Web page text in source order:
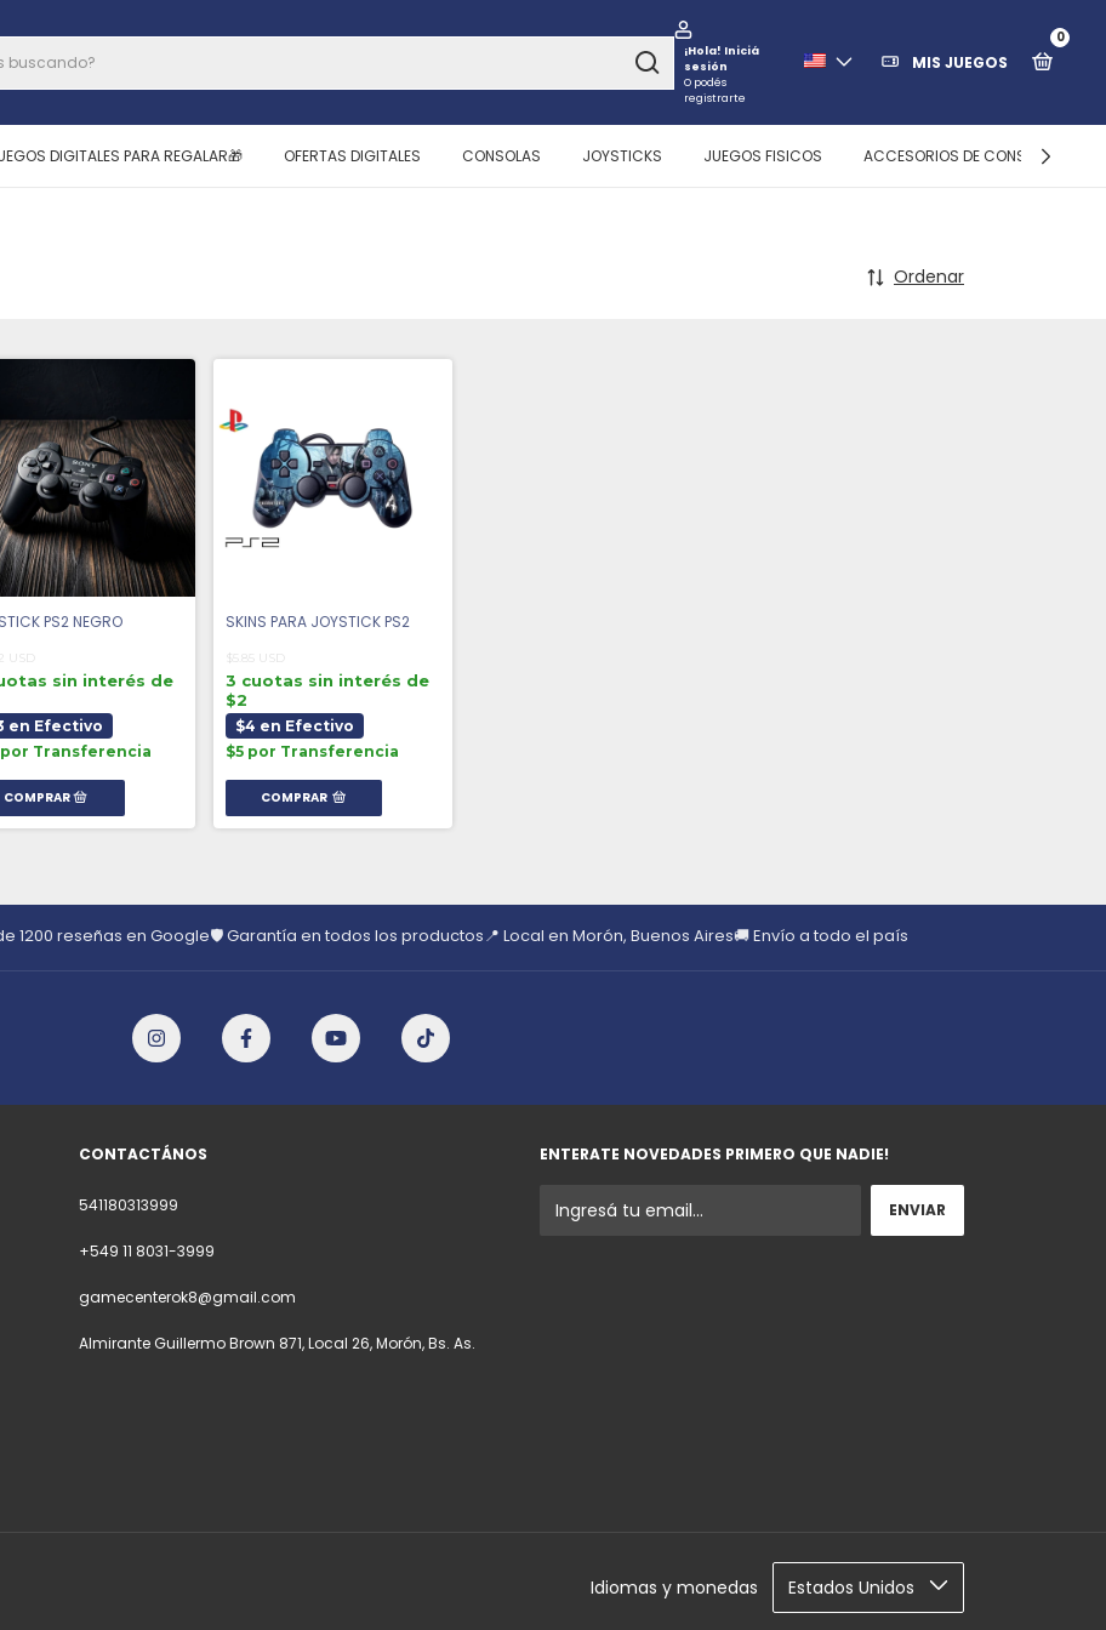
¡Hola! Iniciá
sesión
O podés
registrarte
MIS JUEGOS
0
DIGITALES PARA REGALAR🎁 OFERTAS DIGITALES CONSOLAS JOYSTICKS JUEGOS FISICOS ACCESORIOS DE CONSOLAS
Ordenar
PS2 NEGRO
USD
sin interés de
en Efectivo
por Transferencia
SKINS PARA JOYSTICK PS2
$5.85 USD
3 cuotas sin interés de
$2
$4 en Efectivo
$5 por Transferencia
COMPRAR
1200 reseñas en Google🛡️ Garantía en todos los productos📍 Local en Morón, Buenos Aires🚚 Envío a todo el país
CONTACTÁNOS
541180313999
+549 11 8031-3999
gamecenterok8@gmail.com
Almirante Guillermo Brown 871, Local 26, Morón, Bs. As.
ENTERATE NOVEDADES PRIMERO QUE NADIE!
Idiomas y monedas